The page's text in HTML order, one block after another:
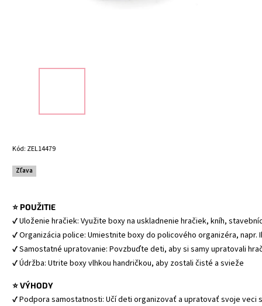
Kód: ZEL14479
⭐ POUŽITIE
✔ Uloženie hračiek: Využite boxy na uskladnenie hračiek, kníh,
✔ Organizácia police: Umiestnite boxy do policového organizéra, napr.
✔ Samostatné upratovanie: Povzbuďte deti, aby si samy upratovali
✔ Údržba: Utrite boxy vlhkou handričkou, aby zostali čisté a svieže
⭐ VÝHODY
✔ Podpora samostatnosti: Učí deti organizovať a upratovať svoje veci
Zľava